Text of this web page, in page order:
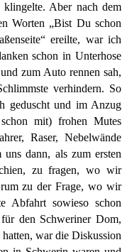
Aber nach dem
Worten „Bist Du schon
ereilte, war ich
schon in Unterhose
zum Auto rennen sah,
verhindern. So
geduscht und im Anzug
mit) frohen Mutes
Raser, Nebelwände
dann, als zum ersten
zu fragen, wo wir
zu der Frage, wo wir
Abfahrt sowieso schon
den Schweriner Dom,
war die Diskussion